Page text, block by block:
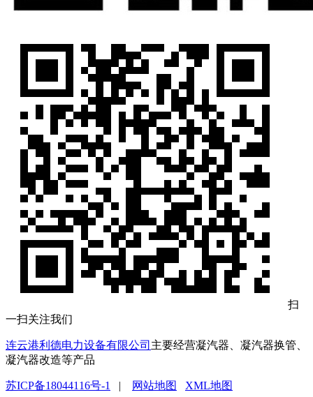
扫
一扫关注我们
连云港利德电力设备有限公司 主要经营凝汽器、凝汽器换管、
凝汽器改造等产品
苏ICP备18044116号-1 | 网站地图 XML地图